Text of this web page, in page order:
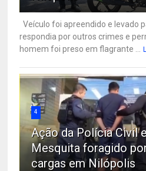
Veículo foi apreendido e levado
respondia por outros crimes e
homem foi preso em flagrante ...
4
Ação da Polícia Civil
Mesquita foragido
cargas em Nilópolis